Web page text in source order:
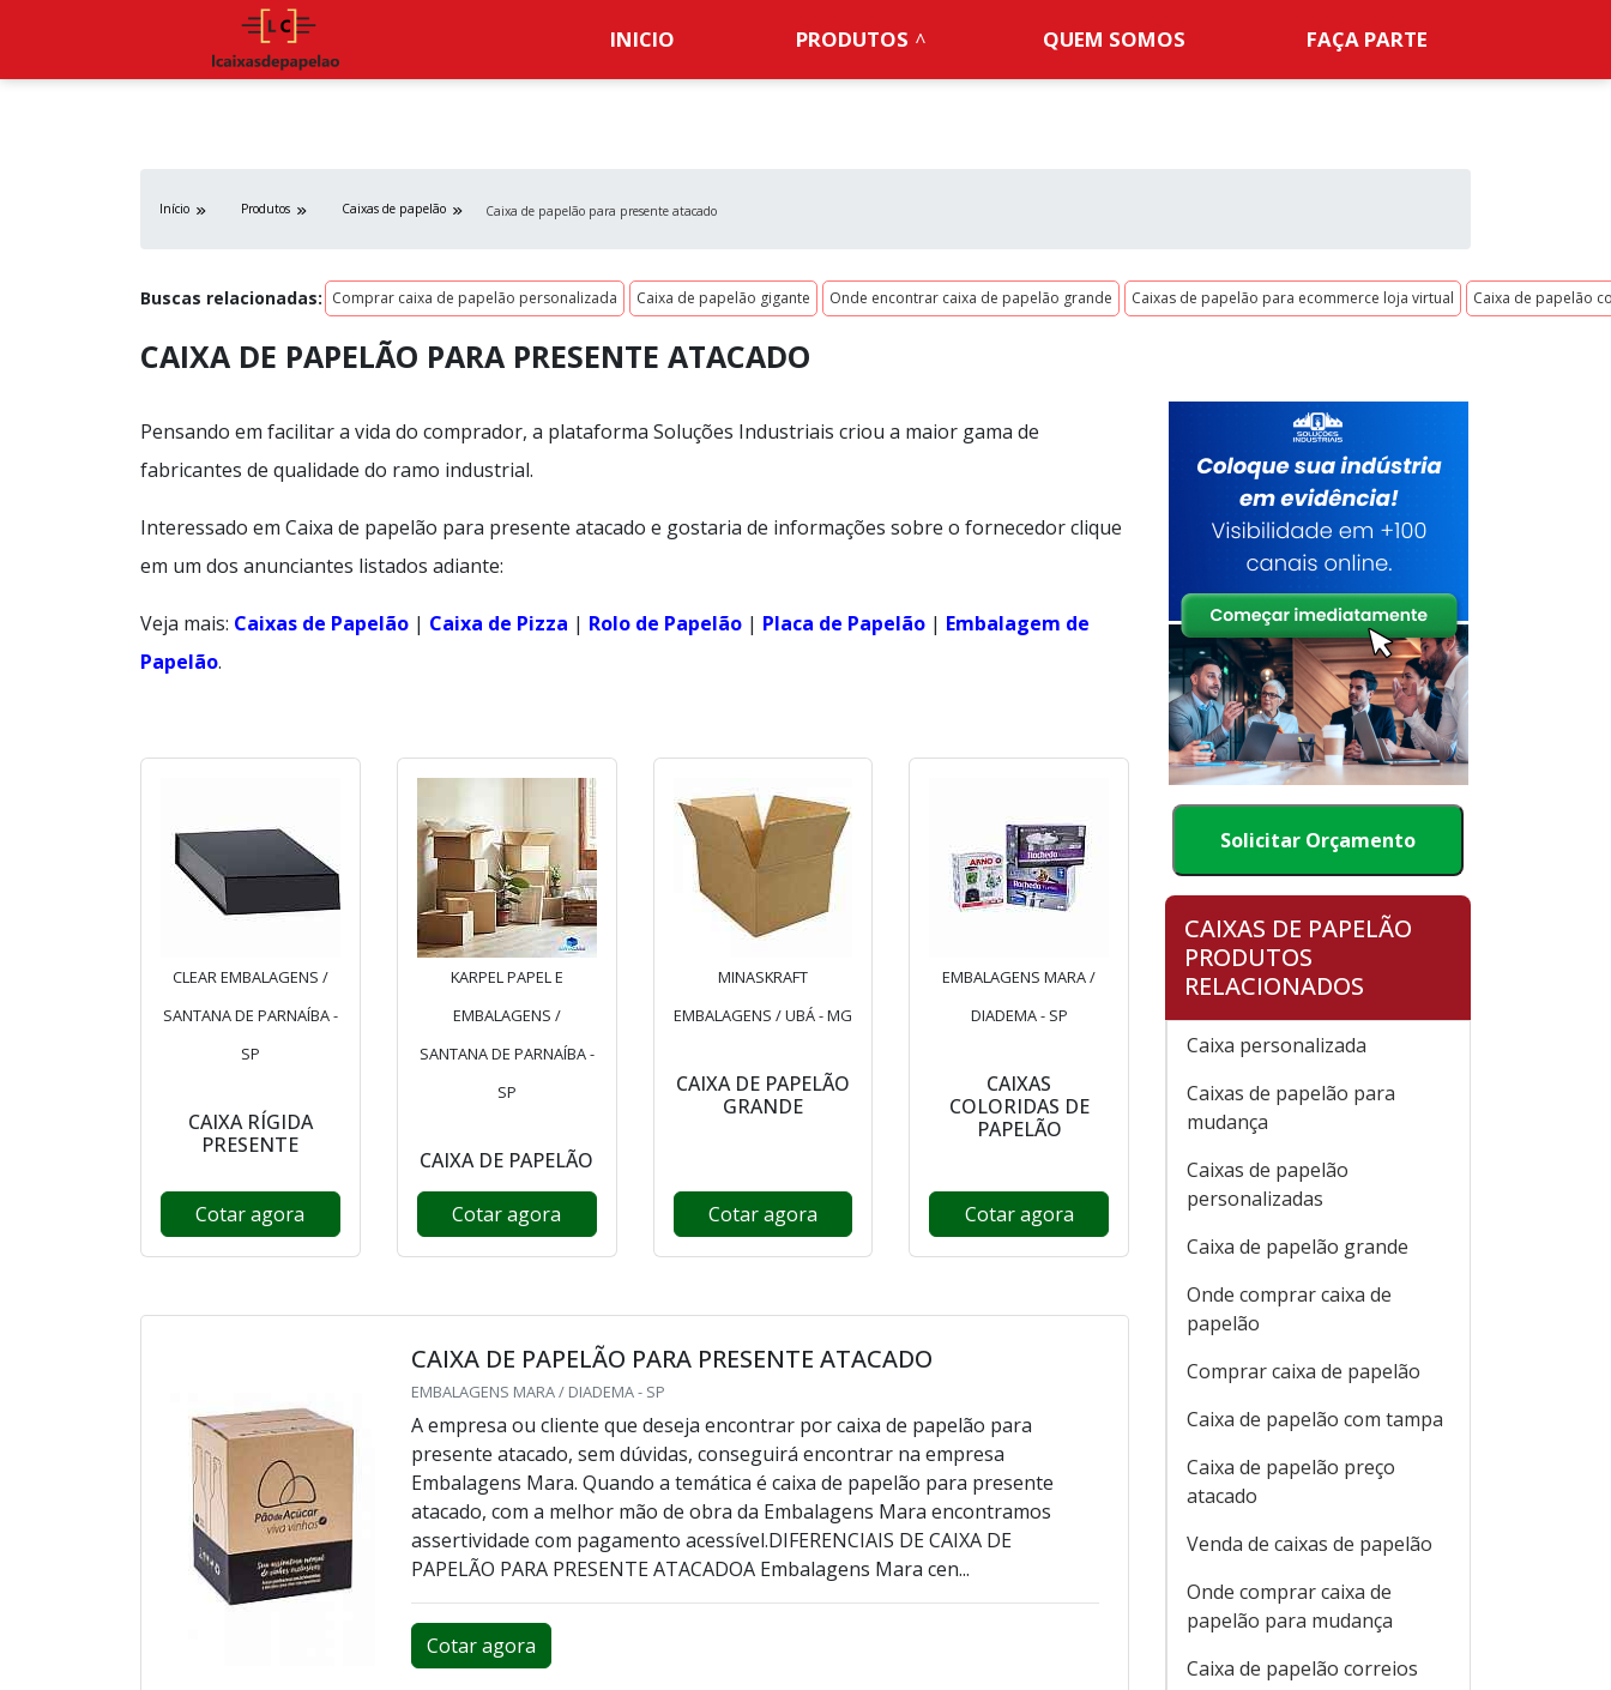
INICIO PRODUTOS QUEM SOMOS FAÇA PARTE
Início Produtos Caixas de papelão Caixa de papelão para presente atacado
Buscas relacionadas: Comprar caixa de papelão personalizada Caixa de papelão gigante Onde encontrar caixa de papelão grande Caixas de papelão para ecommerce loja virtual Caixa de papelão
CAIXA DE PAPELÃO PARA PRESENTE ATACADO
Pensando em facilitar a vida do comprador, a plataforma Soluções Industriais criou a maior gama de
fabricantes de qualidade do ramo industrial.
Interessado em Caixa de papelão para presente atacado e gostaria de informações sobre o fornecedor clique
em um dos anunciantes listados adiante:
Veja mais: Caixas de Papelão | Caixa de Pizza | Rolo de Papelão | Placa de Papelão | Embalagem de
Papelão.
CLEAR EMBALAGENS /
SANTANA DE PARNAÍBA -
SP
CAIXA RÍGIDA
PRESENTE
Cotar agora
KARPEL PAPEL E
EMBALAGENS /
SANTANA DE PARNAÍBA -
SP
CAIXA DE PAPELÃO
Cotar agora
MINASKRAFT
EMBALAGENS / UBÁ - MG
CAIXA DE PAPELÃO
GRANDE
Cotar agora
EMBALAGENS MARA /
DIADEMA - SP
CAIXAS
COLORIDAS DE
PAPELÃO
Cotar agora
CAIXA DE PAPELÃO PARA PRESENTE ATACADO
EMBALAGENS MARA / DIADEMA - SP
A empresa ou cliente que deseja encontrar por caixa de papelão para
presente atacado, sem dúvidas, conseguirá encontrar na empresa
Embalagens Mara. Quando a temática é caixa de papelão para presente
atacado, com a melhor mão de obra da Embalagens Mara encontramos
assertividade com pagamento acessível.DIFERENCIAIS DE CAIXA DE
PAPELÃO PARA PRESENTE ATACADOA Embalagens Mara cen...
Cotar agora
Solicitar Orçamento
CAIXAS DE PAPELÃO
PRODUTOS
RELACIONADOS
Caixa personalizada
Caixas de papelão para
mudança
Caixas de papelão
personalizadas
Caixa de papelão grande
Onde comprar caixa de
papelão
Comprar caixa de papelão
Caixa de papelão com tampa
Caixa de papelão preço
atacado
Venda de caixas de papelão
Onde comprar caixa de
papelão para mudança
Caixa de papelão correios